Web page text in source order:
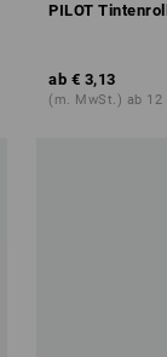
PILOT
ab € 3,13
(m. MwSt.) ab 12